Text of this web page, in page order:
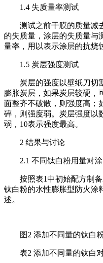
1.4 失质量率测试
测试之前干膜的质量减
的失质量，涂层的失质量与
量率，用以表示涂层的抗烧
1.5 炭层强度测试
炭层的强度以壁纸刀切
膨胀炭层，如果炭层较硬，
面整齐不破散，则强度高；
碎，则强度弱。炭层强度以
弱，10表示强度最高。
2 结果与讨论
2.1 不同钛白粉用量对
按照表1中初始配方制
钛白粉的水性膨胀型防火涂
述。
图2 添加不同量的钛白
表2 添加不同量的钛白